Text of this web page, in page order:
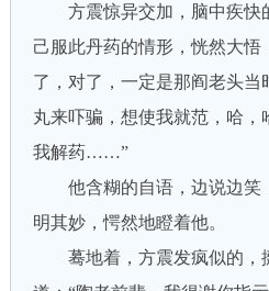
方震惊异交加，脑中疾快
己服此丹药的情形，恍然大悟
了，对了，一定是那阎老头
丸来吓骗，想使我就范，哈
我解药……”
他含糊的自语，边说边笑
明其妙，愕然地瞪着他。
蓦地着，方震发疯似的，